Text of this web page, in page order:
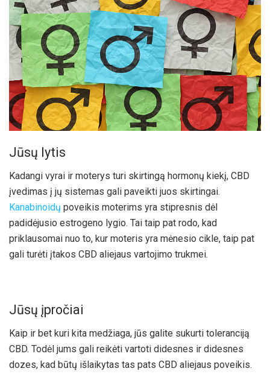
Jūsų lytis
Kadangi vyrai ir moterys turi skirtingą hormonų kiekį, CBD
įvedimas į jų sistemas gali paveikti juos skirtingai.
Kanabinoidų poveikis moterims yra stipresnis dėl
padidėjusio estrogeno lygio. Tai taip pat rodo, kad
priklausomai nuo to, kur moteris yra mėnesio cikle, taip pat
gali turėti įtakos CBD aliejaus vartojimo trukmei.
Jūsų įpročiai
Kaip ir bet kuri kita medžiaga, jūs galite sukurti toleranciją
CBD. Todėl jums gali reikėti vartoti didesnes ir didesnes
dozes, kad būtų išlaikytas tas pats CBD aliejaus poveikis.